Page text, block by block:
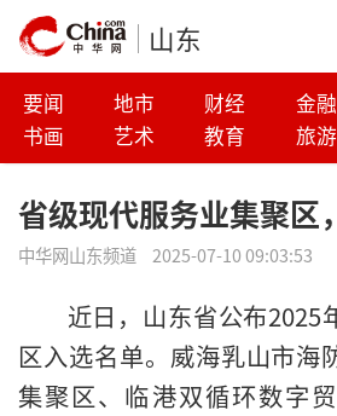
山东
要闻 地市 财经 金融
书画
艺术 教育 旅游
省级现代服务业集聚区
中华网山东频道 2025-07-10 09:03:53
近日，山东省公布2025
区入选名单。威海乳山市
集聚区、临港双循环数字